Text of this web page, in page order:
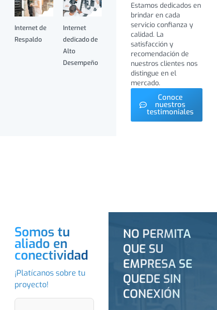
Internet de
Respaldo
Internet
dedicado de
Alto
Desempeño
Estamos dedicados en
brindar en cada
servicio confianza y
calidad. La
satisfacción y
recomendación de
nuestros clientes nos
distingue en el
mercado.
Conoce
nuestros
testimoniales
Somos tu
aliado en
conectividad
¡Platícanos sobre tu
proyecto!
NO PERMITA
QUE SU
EMPRESA SE
QUEDE SIN
CONEXIÓN